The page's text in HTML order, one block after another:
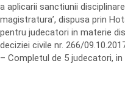
a aplicarii sanctiunii
magistratura’, dispusa prin
pentru judecatori in materie
deciziei civile nr. 266/
– Completul de 5 judecatori, in